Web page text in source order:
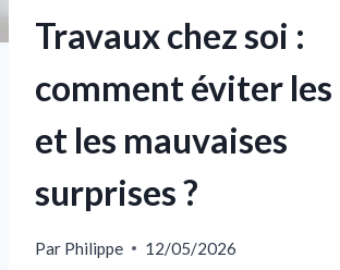
Travaux chez soi :
comment éviter
et les mauvaises
surprises ?
Par Philippe 12/05/2026